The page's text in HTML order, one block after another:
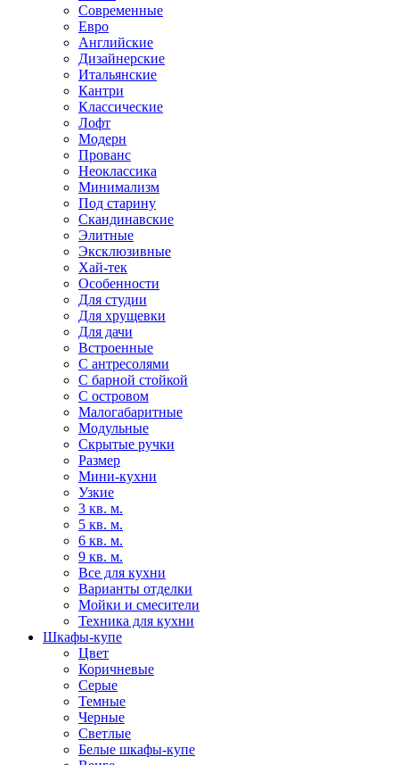
Современные
Евро
Английские
Дизайнерские
Итальянские
Кантри
Классические
Лофт
Модерн
Прованс
Неоклассика
Минимализм
Под старину
Скандинавские
Элитные
Эксклюзивные
Хай-тек
Особенности
Для студии
Для хрущевки
Для дачи
Встроенные
С антресолями
С барной стойкой
С островом
Малогабаритные
Модульные
Скрытые ручки
Размер
Мини-кухни
Узкие
3 кв. м.
5 кв. м.
6 кв. м.
9 кв. м.
Все для кухни
Варианты отделки
Мойки и смесители
Техника для кухни
Шкафы-купе
Цвет
Коричневые
Серые
Темные
Черные
Светлые
Белые шкафы-купе